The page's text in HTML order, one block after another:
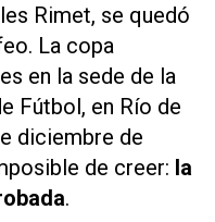
Rimet, se quedó
La copa
en la sede de la
Fútbol, en Río de
diciembre de
de creer: la
.